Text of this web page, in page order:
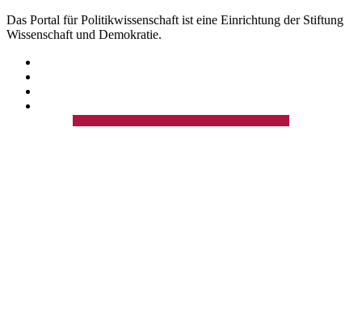
Das Portal für Politikwissenschaft ist eine Einrichtung der Stiftung
Wissenschaft und Demokratie.